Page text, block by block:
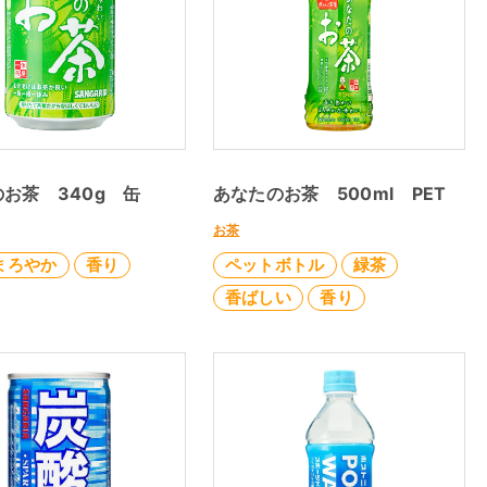
お茶 340g 缶
ろやか 香り
あなたのお茶 500ml PET
お茶
ペットボトル
緑茶
香ばしい
香り